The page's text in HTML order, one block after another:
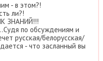
- в этом?!
ли?!
ЗНАНИЙ!!!
по обсуждениям и
русская/белорусская/
- что засланный вы